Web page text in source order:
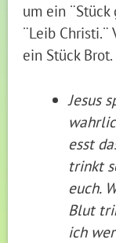
um ein
¨Leib
ein Stück
Jesus
esst
trinkt
euch.
Blut
ich